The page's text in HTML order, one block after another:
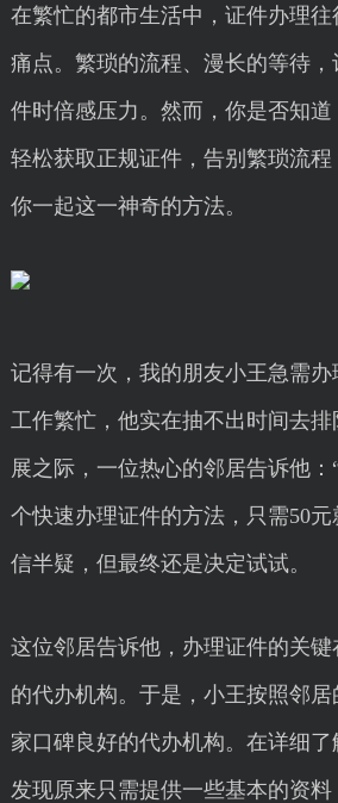
在繁忙的都市生活中，证件办理
痛点。繁琐的流程、漫长的等待
件时倍感压力。然而，你是否知
轻松获取正规证件，告别繁琐流
你一起这一神奇的方法。
记得有一次，我的朋友小王急需
工作繁忙，他实在抽不出时间去
展之际，一位热心的邻居告诉他
个快速办理证件的方法，只需50
信半疑，但最终还是决定试试。
这位邻居告诉他，办理证件的关
的代办机构。于是，小王按照邻
家口碑良好的代办机构。在详细
发现原来只需提供一些基本的资